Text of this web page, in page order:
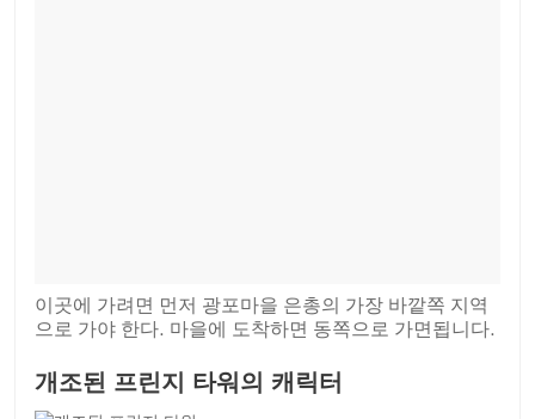
이곳에 가려면 먼저 광포마을 은총의 가장 바깥쪽 지역
으로 가야 한다. 마을에 도착하면 동쪽으로 가면됩니다.
개조된 프린지 타워의 캐릭터